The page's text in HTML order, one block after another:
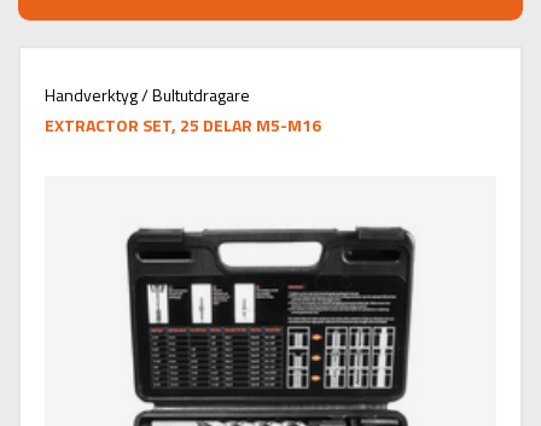
Handverktyg / Bultutdragare
EXTRACTOR SET, 25 DELAR M5-M16